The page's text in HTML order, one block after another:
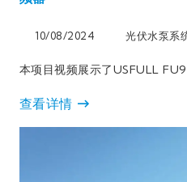
10/08/2024 光伏水泵系
本项目视频展示了USFULL
查看详情